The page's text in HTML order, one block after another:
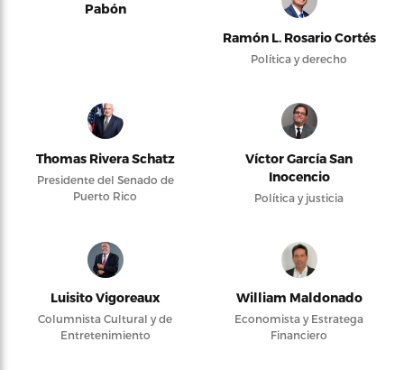
Pabón
Ramón L. Rosario Cortés
Política y derecho
Thomas Rivera Schatz
Presidente del Senado de
Puerto Rico
Víctor García San
Inocencio
Política y justicia
Luisito Vigoreaux
Columnista Cultural y de
Entretenimiento
William Maldonado
Economista y Estratega
Financiero